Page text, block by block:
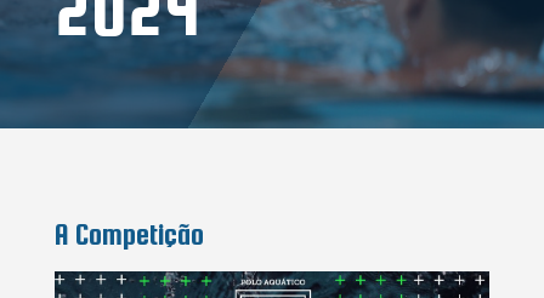
A Competição